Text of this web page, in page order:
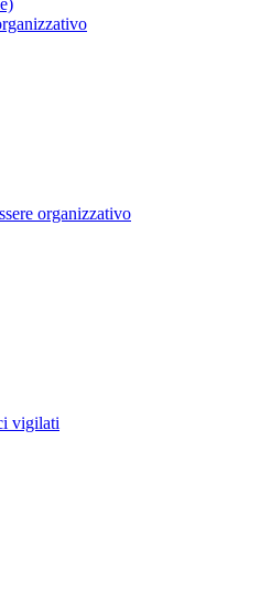
organizzativo
vigilati